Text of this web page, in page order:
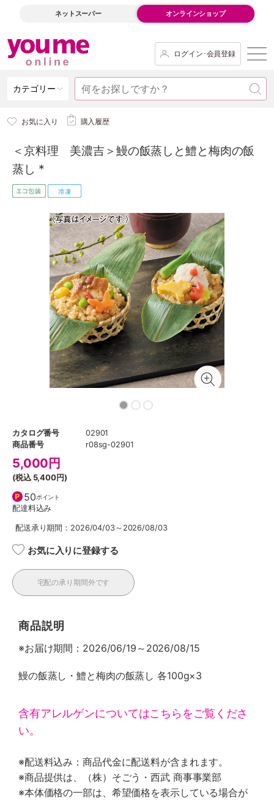
ネットスーパー オンラインショップ
ログイン･会員登録
カテゴリー
お気に入り 購入履歴
＜京料理 美濃吉＞鰻の飯蒸しと鱧と梅肉の飯
蒸し *
カタログ番号
02901
商品番号
r08sg-02901
5,000 円
(税込 5,400円)
50ポイント
配達料込み
配送承り期間：2026/04/03～2026/08/03
お気に入りに登録する
宅配の承り期間外です
商品説明
※お届け期間：2026/06/19～2026/08/15
鰻の飯蒸し・鱧と梅肉の飯蒸し 各100g×3
含有アレルゲンについてはこちらをご覧くださ
い。
※配送料込み：商品代金に配送料が含まれます。
※商品提供は、（株）そごう・西武 商事事業部
※本体価格の一部は、希望価格を表示している場合が